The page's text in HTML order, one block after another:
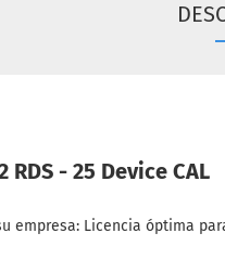
- 25 Device CAL
empresa: Licencia óptima